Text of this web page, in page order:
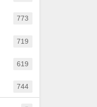
773
719
619
744